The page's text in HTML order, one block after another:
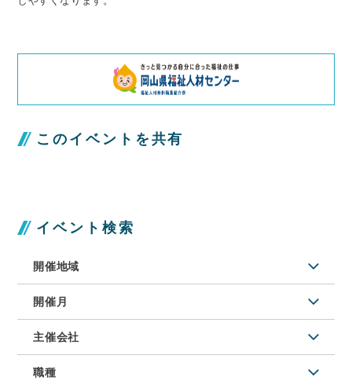
このイベントを共有
イベント検索
開催地域
開催月
主催会社
職種